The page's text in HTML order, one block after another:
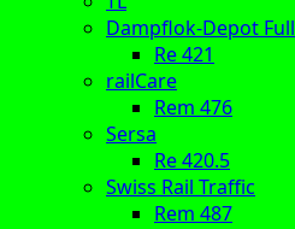
Dampflok-Depot Full
Re 421
railCare
Rem 476
Sersa
Re 420.5
Swiss Rail Traffic
Rem 487